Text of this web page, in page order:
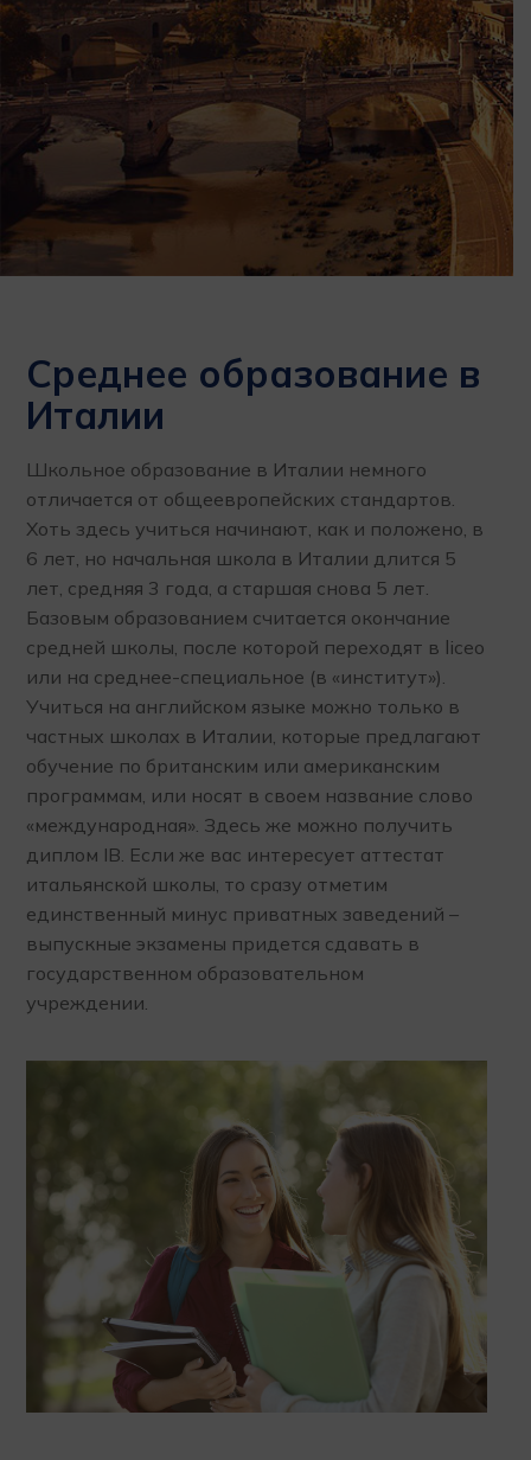
Среднее образование в
Италии
Школьное образование в Италии немного
отличается от общеевропейских стандартов.
Хоть здесь учиться начинают, как и положено, в
6 лет, но начальная школа в Италии длится 5
лет, средняя 3 года, а старшая снова 5 лет.
Базовым образованием считается окончание
средней школы, после которой переходят в liceo
или на среднее-специальное (в «институт»).
Учиться на английском языке можно только в
частных школах в Италии, которые предлагают
обучение по британским или американским
программам, или носят в своем название слово
«международная». Здесь же можно получить
диплом IB. Если же вас интересует аттестат
итальянской школы, то сразу отметим
единственный минус приватных заведений –
выпускные экзамены придется сдавать в
государственном образовательном
учреждении.